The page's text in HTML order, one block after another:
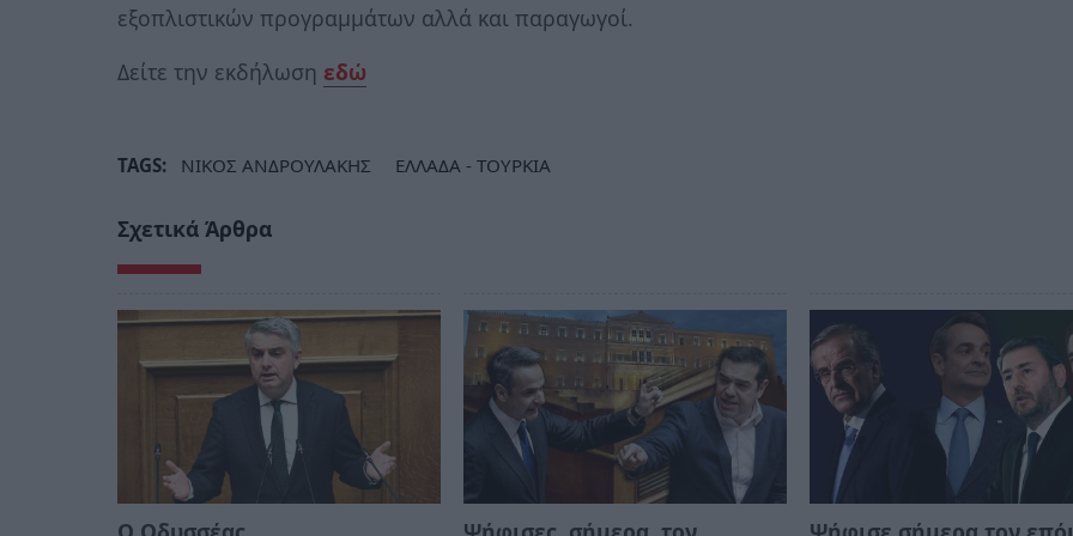
εξοπλιστικών προγραμμάτων αλλά και παραγωγοί.
Δείτε την εκδήλωση εδώ
TAGS: ΝΙΚΟΣ ΑΝΔΡΟΥΛΑΚΗΣ ΕΛΛΑΔΑ - ΤΟΥΡΚΙΑ
Σχετικά Άρθρα